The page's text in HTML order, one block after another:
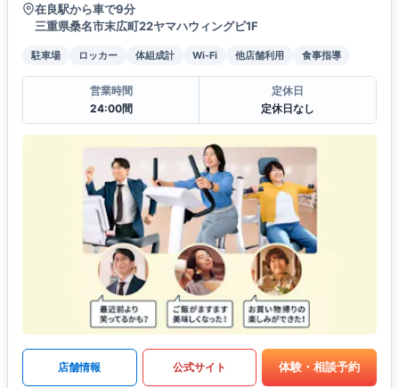
在良駅から車で9分
三重県桑名市末広町22ヤマハウィングビ1F
駐車場 ロッカー 体組成計 Wi-Fi 他店舗利用 食事指導
営業時間
24:00間
定休日
定休日なし
店舗情報 公式サイト 体験・相談予約